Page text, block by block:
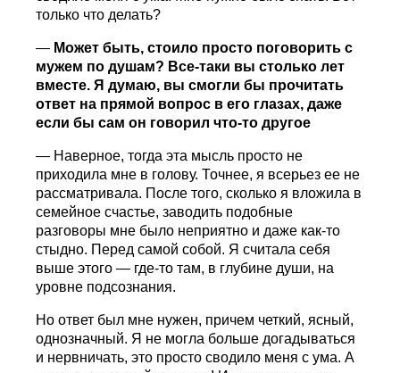
только что делать?
— Может быть, стоило просто поговорить с
мужем по душам? Все-таки вы столько лет
вместе. Я думаю, вы смогли бы прочитать
ответ на прямой вопрос в его глазах, даже
если бы сам он говорил что-то другое
— Наверное, тогда эта мысль просто не
приходила мне в голову. Точнее, я всерьез ее не
рассматривала. После того, сколько я вложила в
семейное счастье, заводить подобные
разговоры мне было неприятно и даже как-то
стыдно. Перед самой собой. Я считала себя
выше этого — где-то там, в глубине души, на
уровне подсознания.
Но ответ был мне нужен, причем четкий, ясный,
однозначный. Я не могла больше догадываться
и нервничать, это просто сводило меня с ума. А